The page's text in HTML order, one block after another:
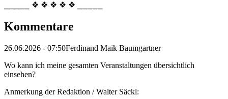
⎯⎯⎯⎯⎯ ❖ ❖ ❖ ❖ ❖ ⎯⎯⎯⎯⎯
Kommentare
26.06.2026 - 07:50Ferdinand Maik Baumgartner
Wo kann ich meine gesamten Veranstaltungen übersichtlich
einsehen?
Anmerkung der Redaktion /Walter Säckl: